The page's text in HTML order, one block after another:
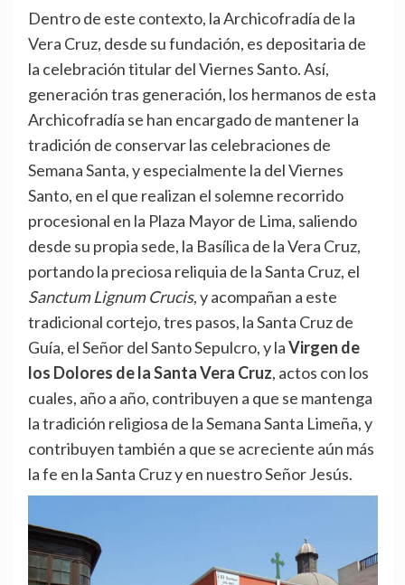
Dentro de este contexto, la Archicofradía de la
Vera Cruz, desde su fundación, es depositaria de
la celebración titular del Viernes Santo. Así,
generación tras generación, los hermanos de esta
Archicofradía se han encargado de mantener la
tradición de conservar las celebraciones de
Semana Santa, y especialmente la del Viernes
Santo, en el que realizan el solemne recorrido
procesional en la Plaza Mayor de Lima, saliendo
desde su propia sede, la Basílica de la Vera Cruz,
portando la preciosa reliquia de la Santa Cruz, el
Sanctum Lignum Crucis, y acompañan a este
tradicional cortejo, tres pasos, la Santa Cruz de
Guía, el Señor del Santo Sepulcro, y laVirgen de
los Dolores de la Santa Vera Cruz, actos con los
cuales, año a año, contribuyen a que se mantenga
la tradición religiosa de la Semana Santa Limeña, y
contribuyen también a que se acreciente aún más
la fe en la Santa Cruz y en nuestro Señor Jesús.